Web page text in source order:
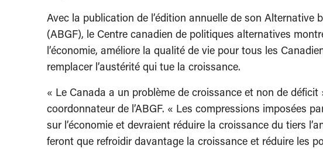
Avec la publication de l’édition annuelle de son Alternative
(ABGF), le Centre canadien de politiques alternatives
l’économie, améliore la qualité de vie pour tous les
remplacer l’austérité qui tue la croissance.
« Le Canada a un problème de croissance et non de
coordonnateur de l’ABGF. « Les compressions imposées
sur l’économie et devraient réduire la croissance du tiers
feront que refroidir davantage la croissance et réduire les